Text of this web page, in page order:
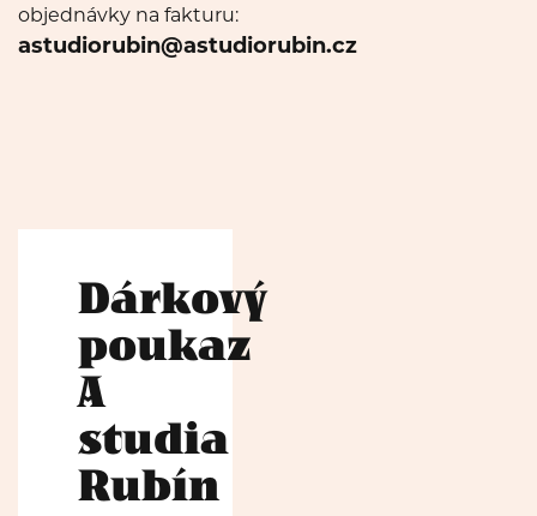
objednávky na fakturu:
astudiorubin@astudiorubin.cz
Dárkový
poukaz
A
studia
Rubín